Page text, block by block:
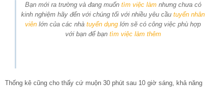
Bạn mới ra trường và đang muốn tìm việc làmnhưng chưa có
kinh nghiệm hãy đến với chúng tối với nhiều yêu cầu tuyển nhân
viên lớn của các nhà tuyển dụng lớn sẽ có công việc phù hợp
với bạn để bạn tìm việc làm thêm
Thống kê cũng cho thấy cứ muộn 30 phút sau 10 giờ sáng, khả năng